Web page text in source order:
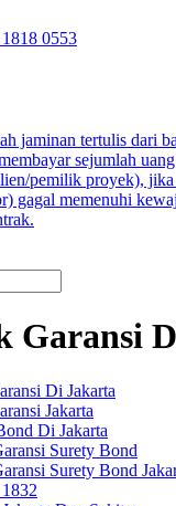
0553
Garansi
Di Jakarta
Jakarta
Di Jakarta
Surety Bond
Surety Bond